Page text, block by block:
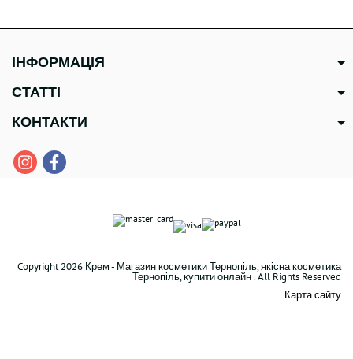
ІНФОРМАЦІЯ
СТАТТІ
КОНТАКТИ
Copyright 2026 Крем - Магазин косметики Тернопіль, якісна косметика
Тернопіль, купити онлайн . All Rights Reserved
Карта сайту